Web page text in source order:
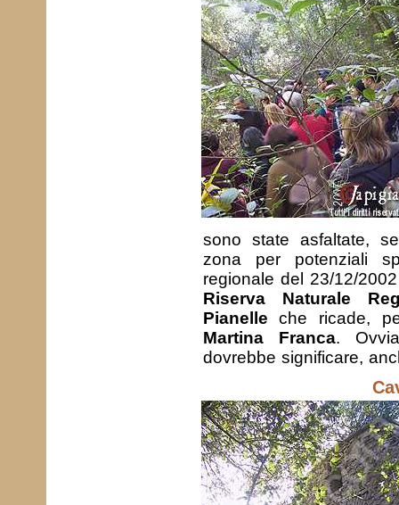
sono state asfaltate,
zona per potenziali
regionale del 23/12/
Riserva Naturale
Pianelle che ricade,
Martina Franca.
dovrebbe significare,